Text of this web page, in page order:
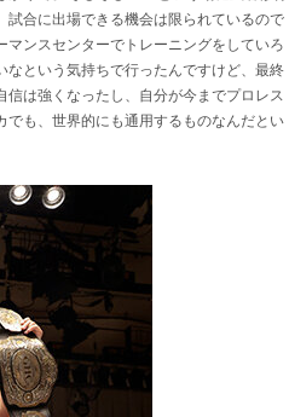
試合に出場できる機会は限られているので
ンスセンターでトレーニングをしていろ
という気持ちで行ったんですけど、最終
は強くなったし、自分が今までプロレス
でも、世界的にも通用するものなんだとい